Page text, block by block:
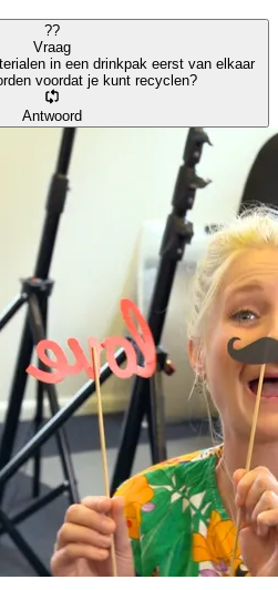
??
Vraag
in een drinkpak eerst van elkaar
voordat je kunt recyclen?
Antwoord